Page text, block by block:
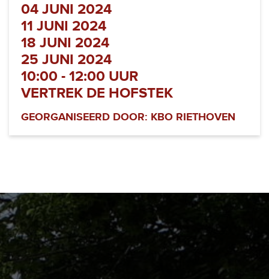
04 JUNI 2024
11 JUNI 2024
18 JUNI 2024
25 JUNI 2024
10:00 - 12:00 UUR
VERTREK DE HOFSTEK
GEORGANISEERD DOOR: KBO RIETHOVEN